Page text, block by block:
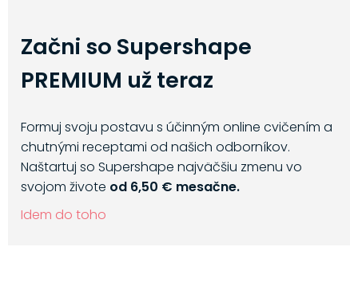
Začni so Supershape
PREMIUM už teraz
Formuj svoju postavu s účinným online cvičením a
chutnými receptami od našich odborníkov.
Naštartuj so Supershape najväčšiu zmenu vo
svojom živote od 6,50 € mesačne.
Idem do toho